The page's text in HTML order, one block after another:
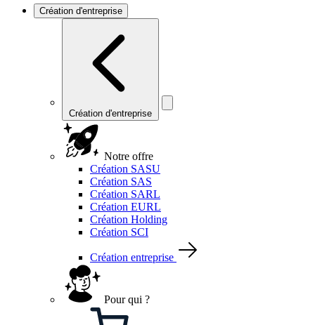
Création d'entreprise
Création d'entreprise
Notre offre
Création SASU
Création SAS
Création SARL
Création EURL
Création Holding
Création SCI
Création entreprise
Pour qui ?